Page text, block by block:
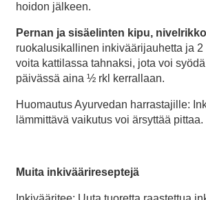
hoidon jälkeen.
Pernan ja sisäelinten kipu,
ruokalusikallinen inkiväärijauhetta ja 2
voita kattilassa tahnaksi, jota voi
päivässä aina ½ rkl kerrallaan.
Huomautus Ayurvedan harrastajille:
lämmittävä vaikutus voi ärsyttää pittaa.
Muita inkiväärireseptejä